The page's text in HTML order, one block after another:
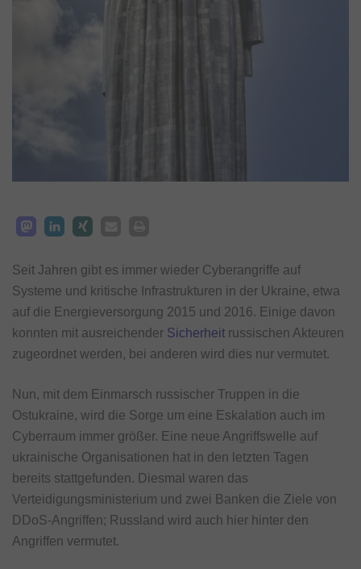
Seit Jahren gibt es immer wieder Cyberangriffe auf
Systeme und kritische Infrastrukturen in der Ukraine, etwa
auf die Energieversorgung 2015 und 2016. Einige davon
konnten mit ausreichender Sicherheit russischen Akteuren
zugeordnet werden, bei anderen wird dies nur vermutet.
Nun, mit dem Einmarsch russischer Truppen in die
Ostukraine, wird die Sorge um eine Eskalation auch im
Cyberraum immer größer. Eine neue Angriffswelle auf
ukrainische Organisationen hat in den letzten Tagen
bereits stattgefunden. Diesmal waren das
Verteidigungsministerium und zwei Banken die Ziele von
DDoS-Angriffen; Russland wird auch hier hinter den
Angriffen vermutet.